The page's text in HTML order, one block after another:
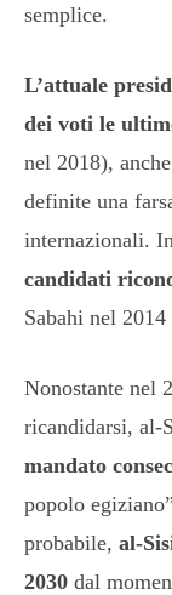
semplice.
L’attuale
dei voti le
nel 2018),
definite una
internazionali.
candidati
Sabahi nel
Nonostante nel
ricandidarsi, al-
mandato
popolo
probabile, al-
2030 dal